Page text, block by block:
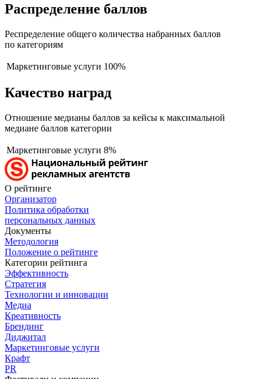
Распределение баллов
Респределение общего количества набранных баллов
по категориям
Маркетинговые услуги 100%
Качество наград
Отношение медианы баллов за кейсы к максимальной
медиане баллов категории
Маркетинговые услуги 8%
О рейтинге
Организатор
Политика обработки
персональных данных
Документы
Методология
Положение о рейтинге
Категории рейтинга
Эффективность
Стратегия
Технологии и инновации
Медиа
Креативность
Брендинг
Диджитал
Маркетинговые услуги
Крафт
PR